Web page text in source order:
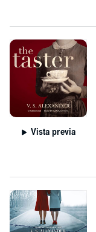
Vista previa